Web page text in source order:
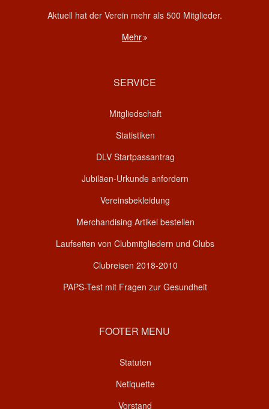
Aktuell hat der Verein mehr als 500 Mitglieder.
Mehr
SERVICE
Mitgliedschaft
Statistiken
DLV Startpassantrag
Jubiläen-Urkunde anfordern
Vereinsbekleidung
Merchandising Artikel bestellen
Laufseiten von Clubmitgliedern und Clubs
Clubreisen 2018-2010
PAPS-Test mit Fragen zur Gesundheit
FOOTER MENU
Statuten
Netiquette
Vorstand